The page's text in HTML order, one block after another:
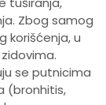
Zbog samog
korišćenja, u
se putnicima
(bronhitis,